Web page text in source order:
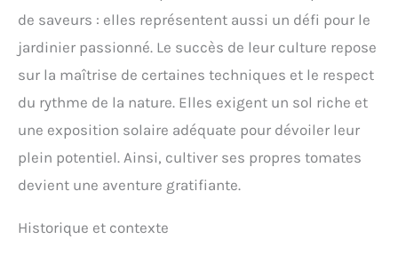
de saveurs : elles représentent aussi un défi pour le
jardinier passionné. Le succès de leur culture repose
sur la maîtrise de certaines techniques et le respect
du rythme de la nature. Elles exigent un sol riche et
une exposition solaire adéquate pour dévoiler leur
plein potentiel. Ainsi, cultiver ses propres tomates
devient une aventure gratifiante.
Historique et contexte